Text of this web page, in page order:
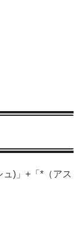
)」+「*（アス